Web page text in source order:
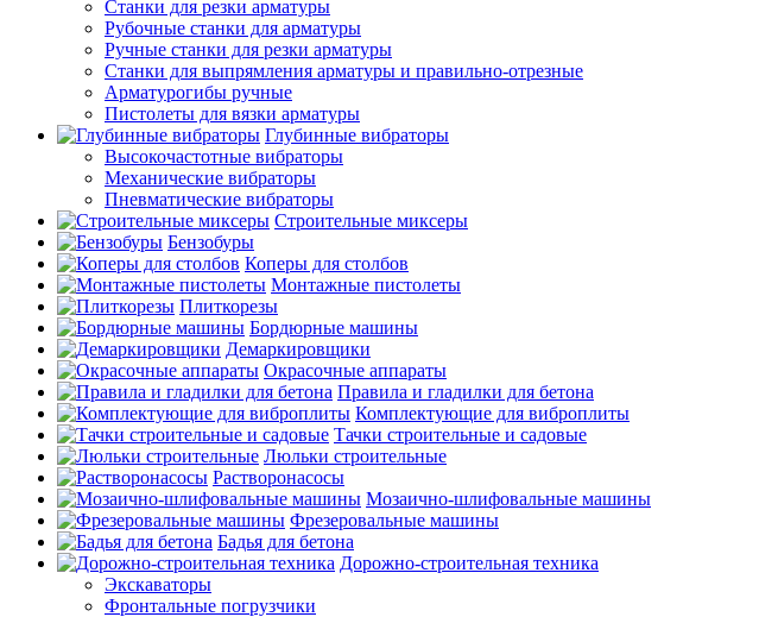
Станки для резки арматуры
Рубочные станки для арматуры
Ручные станки для резки арматуры
Станки для выпрямления арматуры и правильно-отрезные
Арматурогибы ручные
Пистолеты для вязки арматуры
Глубинные вибраторы
Высокочастотные вибраторы
Механические вибраторы
Пневматические вибраторы
Строительные миксеры
Бензобуры
Коперы для столбов
Монтажные пистолеты
Плиткорезы
Бордюрные машины
Демаркировщики
Окрасочные аппараты
Правила и гладилки для бетона
Комплектующие для виброплиты
Тачки строительные и садовые
Люльки строительные
Растворонасосы
Мозаично-шлифовальные машины
Фрезеровальные машины
Бадья для бетона
Дорожно-строительная техника
Экскаваторы
Фронтальные погрузчики